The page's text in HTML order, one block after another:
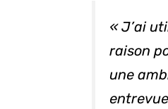
« J’ai
raison
une